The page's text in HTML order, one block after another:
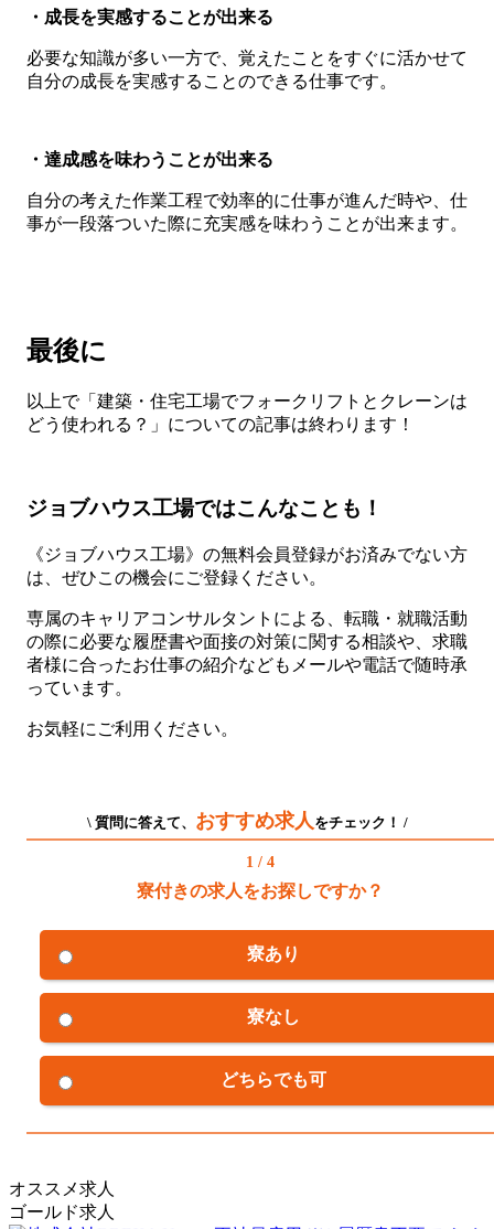
・成長を実感することが出来る
必要な知識が多い一方で、覚えたことをすぐに活かせて
自分の成長を実感することのできる仕事です。
・達成感を味わうことが出来る
自分の考えた作業工程で効率的に仕事が進んだ時や、仕
事が一段落ついた際に充実感を味わうことが出来ます。
最後に
以上で「建築・住宅工場でフォークリフトとクレーンは
どう使われる？」についての記事は終わります！
ジョブハウス工場ではこんなことも！
《ジョブハウス工場》の無料会員登録がお済みでない方
は、ぜひこの機会にご登録ください。
専属のキャリアコンサルタントによる、転職・就職活動
の際に必要な履歴書や面接の対策に関する相談や、求職
者様に合ったお仕事の紹介などもメールや電話で随時承
っています。
お気軽にご利用ください。
\ 質問に答えて、 おすすめ求人をチェック！ /
1 / 4
寮付きの求人をお探しですか？
寮あり
寮なし
どちらでも可
オススメ求人
ゴールド求人